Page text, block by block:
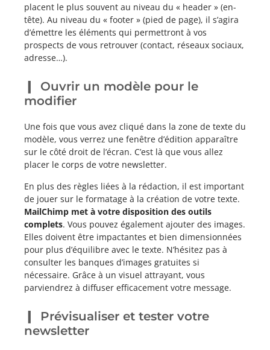
placent le plus souvent au niveau du « header » (en-
tête). Au niveau du « footer » (pied de page), il s’agira
d’émettre les éléments qui permettront à vos
prospects de vous retrouver (contact, réseaux sociaux,
adresse…).
Ouvrir un modèle pour le
modifier
Une fois que vous avez cliqué dans la zone de texte du
modèle, vous verrez une fenêtre d’édition apparaître
sur le côté droit de l’écran. C’est là que vous allez
placer le corps de votre newsletter.
En plus des règles liées à la rédaction, il est important
de jouer sur le formatage à la création de votre texte.
MailChimp met à votre disposition des outils
complets. Vous pouvez également ajouter des images.
Elles doivent être impactantes et bien dimensionnées
pour plus d’équilibre avec le texte. N’hésitez pas à
consulter les banques d’images gratuites si
nécessaire. Grâce à un visuel attrayant, vous
parviendrez à diffuser efficacement votre message.
Prévisualiser et tester votre
newsletter